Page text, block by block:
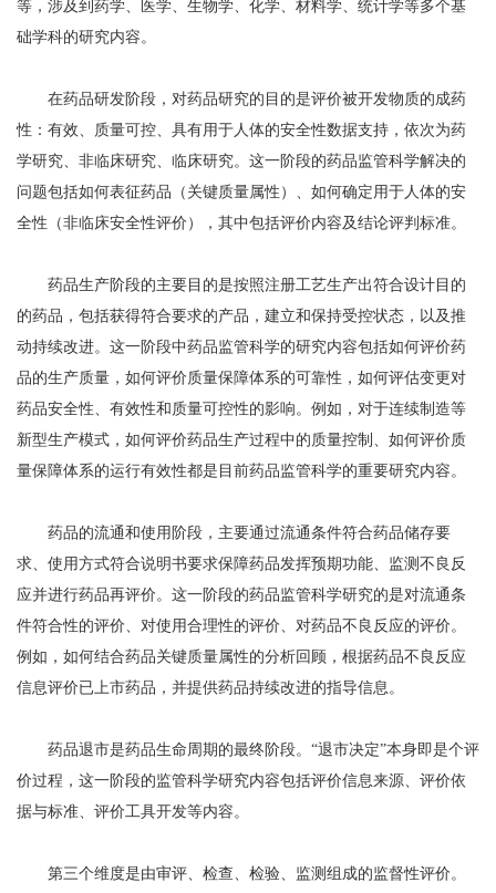
等，涉及到药学、医学、生物学、化学、材料学、统计学等多个基
础学科的研究内容。
在药品研发阶段，对药品研究的目的是评价被开发物质的成药
性：有效、质量可控、具有用于人体的安全性数据支持，依次为药
学研究、非临床研究、临床研究。这一阶段的药品监管科学解决的
问题包括如何表征药品（关键质量属性）、如何确定用于人体的安
全性（非临床安全性评价），其中包括评价内容及结论评判标准。
药品生产阶段的主要目的是按照注册工艺生产出符合设计目的
的药品，包括获得符合要求的产品，建立和保持受控状态，以及推
动持续改进。这一阶段中药品监管科学的研究内容包括如何评价药
品的生产质量，如何评价质量保障体系的可靠性，如何评估变更对
药品安全性、有效性和质量可控性的影响。例如，对于连续制造等
新型生产模式，如何评价药品生产过程中的质量控制、如何评价质
量保障体系的运行有效性都是目前药品监管科学的重要研究内容。
药品的流通和使用阶段，主要通过流通条件符合药品储存要
求、使用方式符合说明书要求保障药品发挥预期功能、监测不良反
应并进行药品再评价。这一阶段的药品监管科学研究的是对流通条
件符合性的评价、对使用合理性的评价、对药品不良反应的评价。
例如，如何结合药品关键质量属性的分析回顾，根据药品不良反应
信息评价已上市药品，并提供药品持续改进的指导信息。
药品退市是药品生命周期的最终阶段。“退市决定”本身即是个评
价过程，这一阶段的监管科学研究内容包括评价信息来源、评价依
据与标准、评价工具开发等内容。
第三个维度是由审评、检查、检验、监测组成的监督性评价。